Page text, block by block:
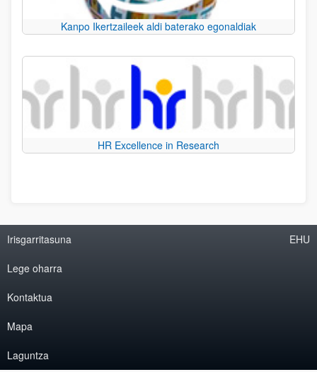
Kanpo Ikertzaileek aldi baterako egonaldiak
HR Excellence in Research
Irisgarritasuna
Lege oharra
Kontaktua
Mapa
Laguntza
EHU